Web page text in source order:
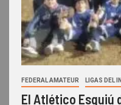
FEDERAL AMATEUR LIGAS DEL
El Atlético Esquiú